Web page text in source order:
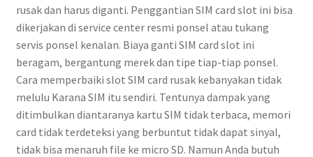
rusak dan harus diganti. Penggantian SIM card slot ini bisa
dikerjakan di service center resmi ponsel atau tukang
servis ponsel kenalan. Biaya ganti SIM card slot ini
beragam, bergantung merek dan tipe tiap-tiap ponsel.
Cara memperbaiki slot SIM card rusak kebanyakan tidak
melulu Karana SIM itu sendiri. Tentunya dampak yang
ditimbulkan diantaranya kartu SIM tidak terbaca, memori
card tidak terdeteksi yang berbuntut tidak dapat sinyal,
tidak bisa menaruh file ke micro SD. Namun Anda butuh